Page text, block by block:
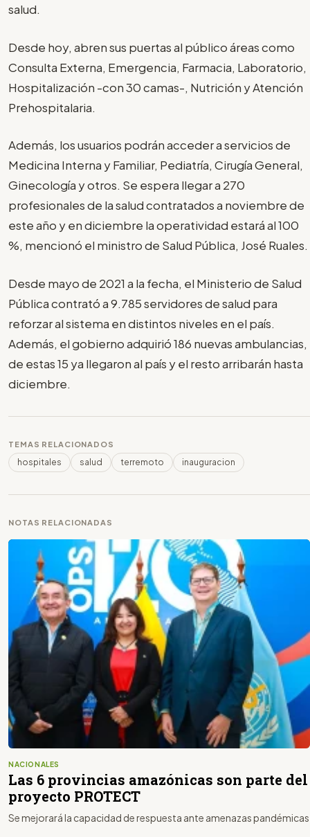
salud.
Desde hoy, abren sus puertas al público áreas como
Consulta Externa, Emergencia, Farmacia, Laboratorio,
Hospitalización -con 30 camas-, Nutrición y Atención
Prehospitalaria.
Además, los usuarios podrán acceder a servicios de
Medicina Interna y Familiar, Pediatría, Cirugía General,
Ginecología y otros. Se espera llegar a 270
profesionales de la salud contratados a noviembre de
este año y en diciembre la operatividad estará al 100
%, mencionó el ministro de Salud Pública, José Ruales.
Desde mayo de 2021 a la fecha, el Ministerio de Salud
Pública contrató a 9.785 servidores de salud para
reforzar al sistema en distintos niveles en el país.
Además, el gobierno adquirió 186 nuevas ambulancias,
de estas 15 ya llegaron al país y el resto arribarán hasta
diciembre.
TEMAS RELACIONADOS
hospitales salud terremoto inauguracion
NOTAS RELACIONADAS
NACIONALES
Las 6 provincias amazónicas son parte del
proyecto PROTECT
Se mejorará la capacidad de respuesta ante amenazas pandémicas